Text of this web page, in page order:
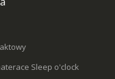
Sleep o'clock